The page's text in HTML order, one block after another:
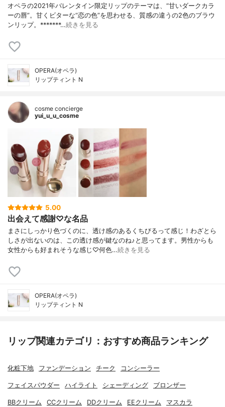
オペラの2021年バレンタイン限定リップのテーマは、“甘いダークカラ
ーの唇”。甘くビターな“恋の色”を思わせる、質感の違うの2色のブラウ
ンリップ。*******…続きを見る
OPERA(オペラ)
リップティント N
cosme concierge
yui_u_u_cosme
5.00
出会えて感謝♡な名品
まさにしっかり色づくのに、透け感のあるくちびるって感じ！わざとら
しさが出ないのは、この透け感が鍵なのね♪と思ってます。男性からも
女性からも好まれそうな感じ♡何色…続きを見る
OPERA(オペラ)
リップティント N
リップ関連カテゴリ：おすすめ商品ランキング
化粧下地 ファンデーション チーク コンシーラー
フェイスパウダー ハイライト シェーディング ブロンザー
BBクリーム CCクリーム DDクリーム EEクリーム マスカラ